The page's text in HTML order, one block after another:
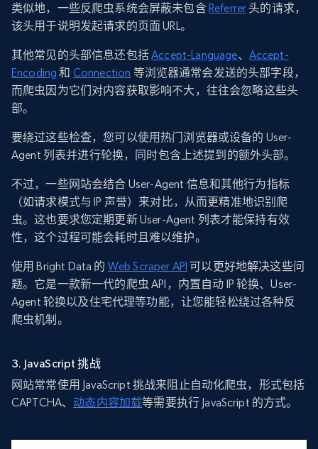
类似地，一些反爬虫系统会屏蔽未包含 Referrer 头的请求，
该头用于说明发起请求的页面 URL。
其他常见的头部信息还包括Accept-Language、 Accept-
Encoding 和 Connection 等浏览器通常会发送的头部字段，
而爬虫因为它们对内容获取影响不大，往往会忽略这些头
部。
要绕过这些检查，您可以使用热门浏览器或设备的 User-
Agent 列表并进行轮换，同时包含上述提到的额外头部。
不过，一些网站会结合 User-Agent 信息和其他行为指标
（如请求模式与 IP 声誉）来对比，从而更精准地识别爬
虫。这也要求您定期更新 User-Agent 列表才能保持有效
性，这个过程可能会耗时且难以维护。
使用 Bright Data 的 Web Scraper API 可以更好地解决这些问
题。它是一款新一代的爬虫 API，内置自动 IP 轮换、User-
Agent 轮换以及住宅代理等功能，让您能轻松绕过各种反
爬虫机制。
3. JavaScript 挑战
网站常常使用 JavaScript 挑战来阻止自动化爬虫，形式包括
CAPTCHA、动态内容加载等需要执行 JavaScript 的方式。